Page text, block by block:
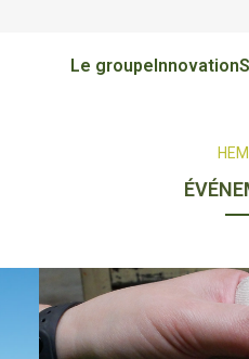
Le groupeInnovation